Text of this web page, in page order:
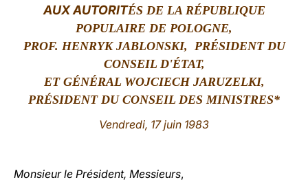
AUX AUTORITÉS DE LA RÉPUBLIQUE
POPULAIRE DE POLOGNE,
PROF. HENRYK JABLONSKI, PRÉSIDENT DU
CONSEIL D'ÉTAT,
ET GÉNÉRAL WOJCIECH JARUZELKI,
PRÉSIDENT DU CONSEIL DES MINISTRES*
Vendredi, 17 juin 1983
Monsieur le Président, Messieurs,